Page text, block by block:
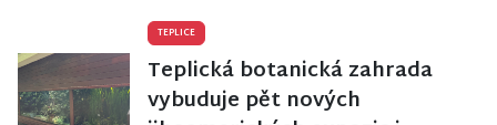
TEPLICE
Teplická botanická zahrada
vybuduje pět nových